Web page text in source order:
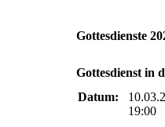
Gottesdienste
Gottesdienst in
Datum:
19:00